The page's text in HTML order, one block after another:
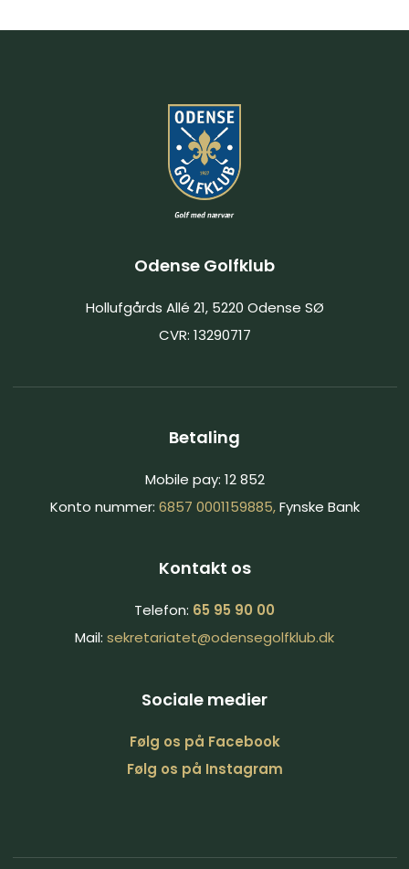
Odense Golfklub
Hollufgårds Allé 21, 5220 Odense SØ
CVR: 13290717
Betaling
Mobile pay: 12 852
Konto nummer: 6857 0001159885,Fynske Bank
Kontakt os
Telefon: 65 95 90 00
Mail: sekretariatet@​odensegolfklub.dk
Sociale medier
Følg ​os på​ Facebook​​
Følg os på Inst​agram​